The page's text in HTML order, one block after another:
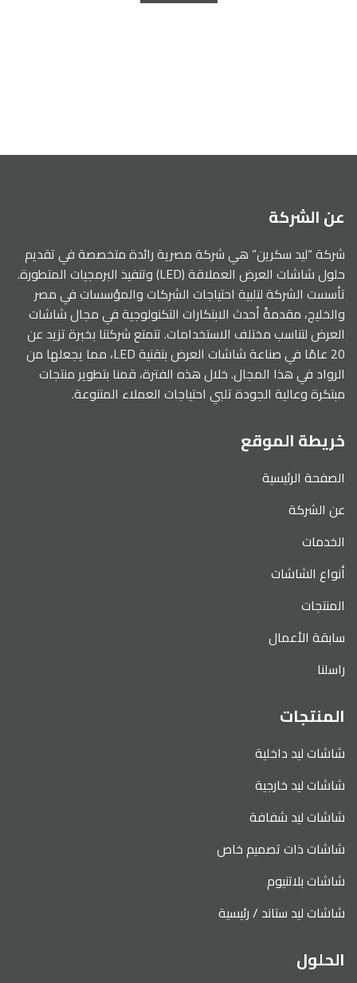
عن الشركة
شركة “ليد سكرين” هي شركة مصرية رائدة متخصصة في تقديم
حلول شاشات العرض العملاقة (LED) وتنفيذ البرمجيات المتطورة.
تأسست الشركة لتلبية احتياجات الشركات والمؤسسات في مصر
والخليج، مقدمةً أحدث الابتكارات التكنولوجية في مجال شاشات
العرض لتناسب مختلف الاستخدامات. تتمتع شركتنا بخبرة تزيد عن
20 عامًا في صناعة شاشات العرض بتقنية LED، مما يجعلها من
الرواد في هذا المجال. خلال هذه الفترة، قمنا بتطوير منتجات
مبتكرة وعالية الجودة تلبي احتياجات العملاء المتنوعة.
خريطة الموقع
الصفحة الرئيسية
عن الشركة
الخدمات
أنواع الشاشات
المنتجات
سابقة الأعمال
راسلنا
المنتجات
شاشات ليد داخلية
شاشات ليد خارجية
شاشات ليد شفافة
شاشات ذات تصميم خاص
شاشات بلاتنيوم
شاشات ليد ستاند / رئيسية
الحلول